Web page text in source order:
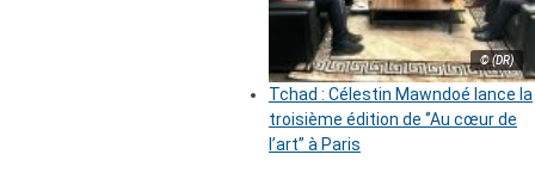
© (DR)
Tchad : Célestin Mawndoé lance la
troisième édition de ‘’Au cœur de
l’art’’ à Paris